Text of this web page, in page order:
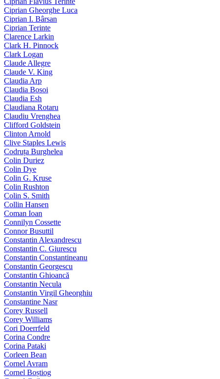
Ciprian Gheorghe Luca
Ciprian I. Bârsan
Ciprian Terinte
Clarence Larkin
Clark H. Pinnock
Clark Logan
Claude Allegre
Claude V. King
Claudia Arp
Claudia Bosoi
Claudia Esh
Claudiana Rotaru
Claudiu Vrenghea
Clifford Goldstein
Clinton Arnold
Clive Staples Lewis
Codruța Burghelea
Colin Duriez
Colin Dye
Colin G. Kruse
Colin Rushton
Colin S. Smith
Collin Hansen
Coman Ioan
Connilyn Cossette
Connor Busuttil
Constantin Alexandrescu
Constantin C. Giurescu
Constantin Constantineanu
Constantin Georgescu
Constantin Ghioancă
Constantin Necula
Constantin Virgil Gheorghiu
Constantine Nasr
Corey Russell
Corey Williams
Cori Doerrfeld
Corina Condre
Corina Pataki
Corleen Bean
Cornel Avram
Cornel Boștiog